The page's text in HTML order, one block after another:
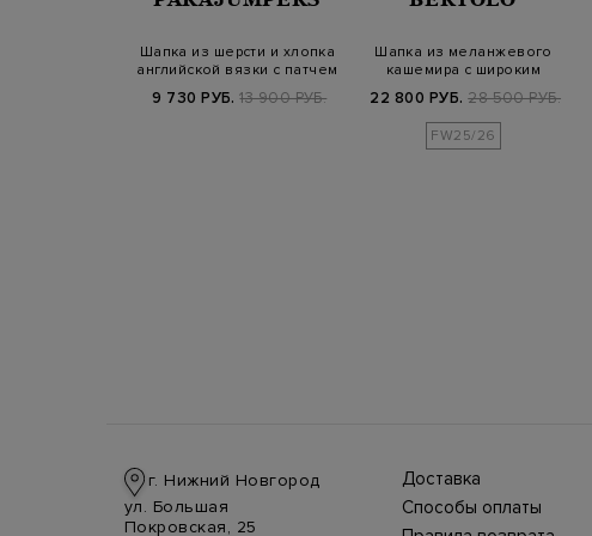
Шапка из шерсти и хлопка
английской вязки с патчем
9 730 РУБ. 13 900 РУБ.
Шапка из меланжевого
кашемира с широким
22 800 РУБ. 28 500 РУБ.
FW25/26
г. Нижний Новгород
ул. Большая
Покровская, 25
Доставка
производится
курьерской службой
Способы оплаты